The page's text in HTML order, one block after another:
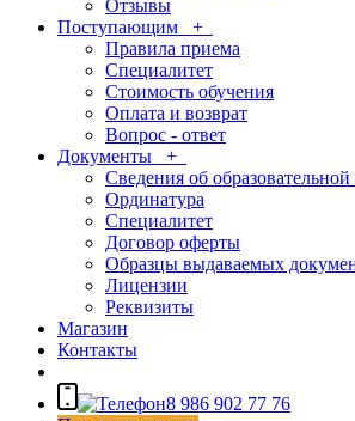
Отзывы
Поступающим
+
Правила приема
Специалитет
Стоимость обучения
Оплата и возврат
Вопрос - ответ
Документы
+
Сведения об
Ординатура
Специалитет
Договор оферты
Образцы выдаваемых
Лицензии
Реквизиты
Магазин
Контакты
8 986 902 77 76